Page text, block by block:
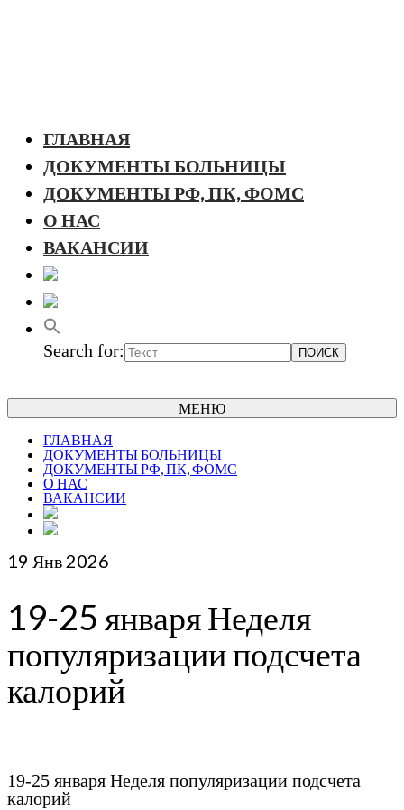
ГЛАВНАЯ
ДОКУМЕНТЫ БОЛЬНИЦЫ
ДОКУМЕНТЫ РФ, ПК, ФОМС
О НАС
ВАКАНСИИ
Search for:
МЕНЮ
ГЛАВНАЯ
ДОКУМЕНТЫ БОЛЬНИЦЫ
ДОКУМЕНТЫ РФ, ПК, ФОМС
О НАС
ВАКАНСИИ
19 Янв 2026
19-25 января Неделя
популяризации подсчета
калорий
19-25 января Неделя популяризации подсчета
калорий